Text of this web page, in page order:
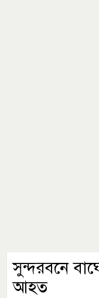
সুন্দরবনে
আহত